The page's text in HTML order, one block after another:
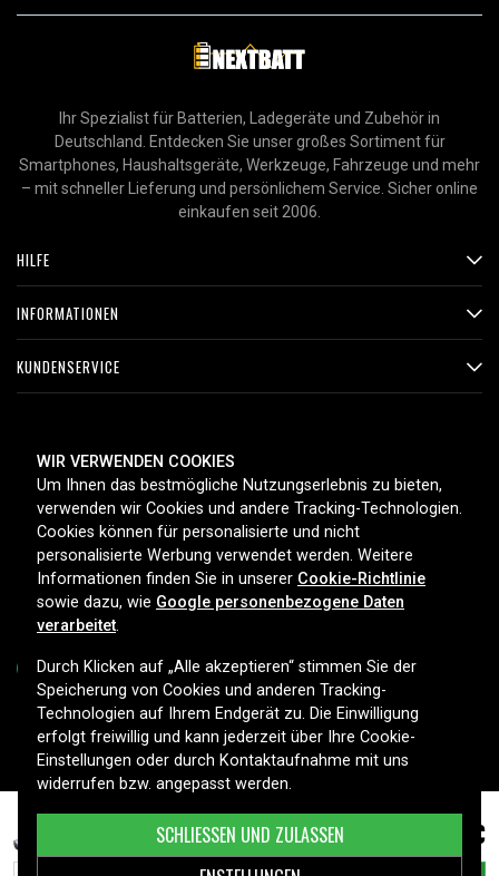
Asus R510L, , 2200mAh 38,99 €
Ihr Spezialist für Batterien, Ladegeräte und Zubehör in
Deutschland. Entdecken Sie unser großes Sortiment für
Smartphones, Haushaltsgeräte, Werkzeuge, Fahrzeuge und mehr
– mit schneller Lieferung und persönlichem Service. Sicher online
einkaufen seit 2006.
HILFE
INFORMATIONEN
KUNDENSERVICE
ZAHLUNGSMETHODEN
LIEFEROPTIONEN
Copyright © 2026, Spares Nordic AB
WIR VERWENDEN COOKIES
Um Ihnen das bestmögliche Nutzungserlebnis zu bieten,
verwenden wir Cookies und andere Tracking-Technologien.
Cookies können für personalisierte und nicht
personalisierte Werbung verwendet werden. Weitere
Informationen finden Sie in unserer Cookie-Richtlinie
sowie dazu, wie Google personenbezogene Daten
verarbeitet.
Durch Klicken auf „Alle akzeptieren“ stimmen Sie der
Speicherung von Cookies und anderen Tracking-
Technologien auf Ihrem Endgerät zu. Die Einwilligung
erfolgt freiwillig und kann jederzeit über Ihre Cookie-
Einstellungen oder durch Kontaktaufnahme mit uns
widerrufen bzw. angepasst werden.
SCHLIESSEN UND ZULASSEN